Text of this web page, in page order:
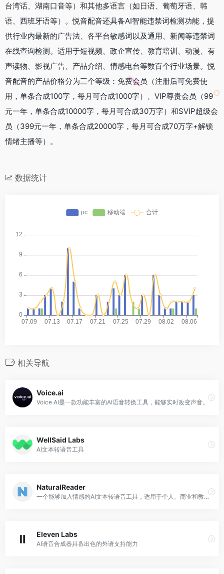
台湾话、湖南口音等）和其他多语言（如日语、葡萄牙语、韩
语、西班牙语等）。悦音配音还具备AI智能违禁词检测功能，提
供行业内最新的广告法、各平台敏感词以及通用、新闻等违禁词
在线查询检测。适用于短视频、政企宣传、教育培训、动漫、有
声读物、影视广告、产品介绍、情感电台等数百个行业场景。悦
音配音的产品价格分为三个等级：免费会员（注册后可免费使
用，单条合成100字，每月可合成1000字）、VIP尊贵会员（99
元一年，单条合成10000字，每月可合成30万字）和SVIP超级会
员（399元一年，单条合成20000字，每月可合成70万字+解锁
情绪主播等）。
数据统计
相关导航
Voice.ai
Voice AI是一款功能丰富的AI语音转换工具，能够实时改变声音。
WellSaid Labs
AI文本转语音工具
NaturalReader
一个能够加入情感的AI文本转语音工具，适用于个人、商业和教育领域。
Eleven Labs
AI语音合成器具备出色的外语支持能力